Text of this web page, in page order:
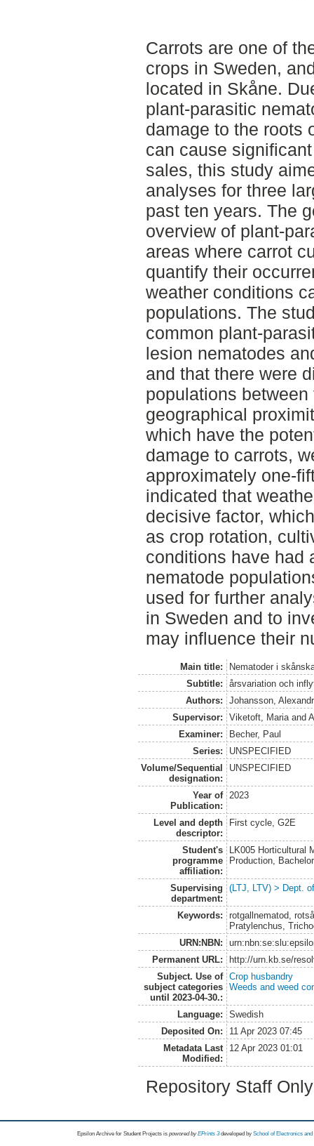
Carrots are one of
crops in Sweden,
located in Skåne.
plant-parasitic
damage to the roots
can cause
sales, this study
analyses for three
past ten years. The
overview of plant-
areas where carrot
quantify their
weather conditions
populations. The
common plant-
lesion nematodes
and that there were
populations
geographical
which have the
damage to carrots,
approximately one-
indicated that
decisive factor,
as crop rotation,
conditions have had
nematode
used for further
in Sweden and to
may influence their
Main title:
Nematoder i
Subtitle:
årsvariation och
Authors:
Johansson,
Supervisor:
Viketoft, Maria and
Examiner:
Becher, Paul
Series:
UNSPECIFIED
Volume/Sequential
designation:
UNSPECIFIED
Year of
Publication:
2023
Level and depth
descriptor:
First cycle, G2E
Student's
programme
affiliation:
LK005 Horticultural
Production,
Supervising
department:
(LTJ, LTV) > Dept.
Keywords:
rotgallnematod,
Pratylenchus,
URN:NBN:
Permanent URL:
http://urn.kb.se/
Subject. Use of
subject categories
until 2023-04-30.:
Crop husbandry
Weeds and weed
Language:
Swedish
Deposited On:
11 Apr 2023 07:45
Metadata Last
Modified:
12 Apr 2023 01:01
Repository Staff
Epsilon Archive for Student Projects is powored byEPrints 3 developed by School of Electronics